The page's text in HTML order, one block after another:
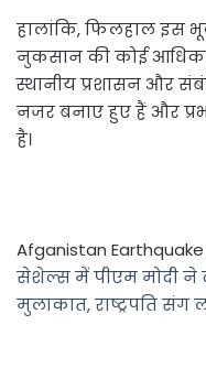
हालांकि, फिलहाल इस
नुकसान की कोई
स्थानीय प्रशासन और
नजर बनाए हुए हैं और
है।
Afganistan
सेशेल्स में पीएम मोदी
मुलाकात, राष्ट्रपति संग